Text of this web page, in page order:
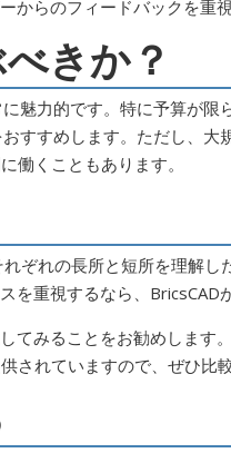
からのフィードバックを重視
きか？
魅力的です。特に予算が
すすめします。ただし、
働くこともあります。
ぞれの長所と短所を理解
重視するなら、BricsCAD
てみることをお勧めします。
されていますので、ぜひ比